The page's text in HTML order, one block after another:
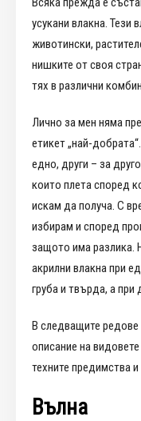
усукани влакна. Тези
животински,
нишките от своя
тях в различни
Лично за мен няма
етикет „най-
едно, други – за
които плета според
искам да получа. С
избирам и според
защото има разлика.
акрилни влакна при
груба и твърда, а при
В следващите редове
описание на
техните предимства
Вълна